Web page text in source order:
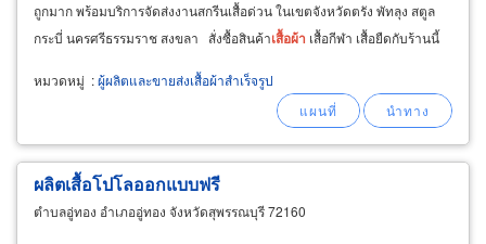
ถูกมาก พร้อมบริการจัดส่งงานสกรีนเสื้อด่วน ในเขตจังหวัดตรัง พัทลุง สตูล
กระบี่ นครศรีธรรมราช สงขลา สั่งซื้อสินค้าเสื้อผ้า เสื้อกีฬา เสื้อยืดกับร้านนี้
หมวดหมู่ :ผู้ผลิตและขายส่งเสื้อผ้าสำเร็จรูป
ผลิตเสื้อโปโลออกแบบฟรี
ตำบลอู่ทอง อำเภออู่ทอง จังหวัดสุพรรณบุรี 72160